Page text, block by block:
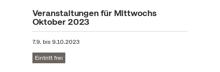
Veranstaltungen für Mittwochs
Oktober 2023
7.9. bis9.10.2023
Eintritt frei